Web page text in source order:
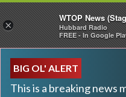
BIG OL' ALERT
This is a breaking news
×
WTOP News
Hubbard Radio
FREE - In Google